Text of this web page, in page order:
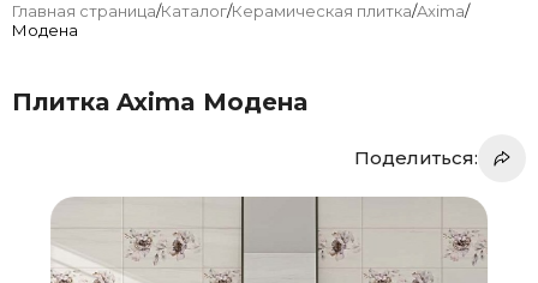
Главная страница/Каталог/Керамическая плитка/Axima/
Модена
Плитка Axima Модена
Поделиться: